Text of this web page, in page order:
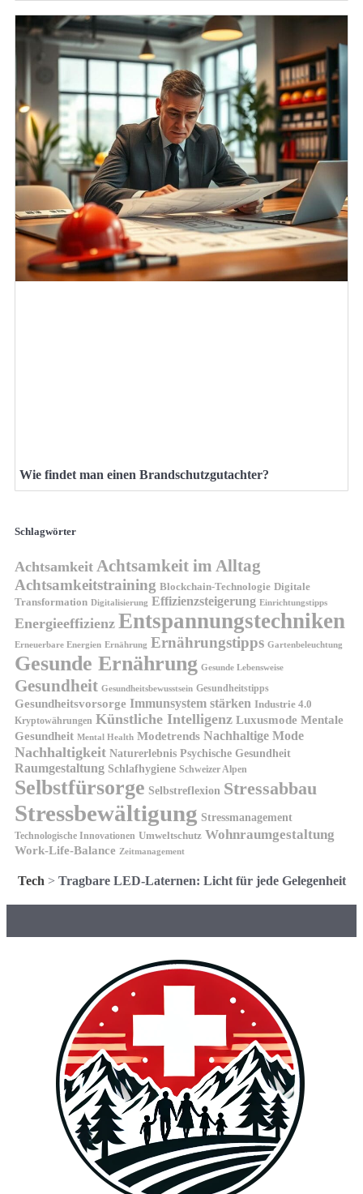
Wie findet man einen Brandschutzgutachter?
Schlagwörter
Achtsamkeit Achtsamkeit im Alltag
Achtsamkeitstraining Blockchain-Technologie Digitale
Transformation Digitalisierung Effizienzsteigerung Einrichtungstipps
Energieeffizienz Entspannungstechniken
Erneuerbare Energien Ernährung Ernährungstipps Gartenbeleuchtung
Gesunde Ernährung Gesunde Lebensweise
Gesundheit Gesundheitsbewusstsein Gesundheitstipps
Gesundheitsvorsorge Immunsystem stärken Industrie 4.0
Kryptowährungen Künstliche Intelligenz Luxusmode Mentale
Gesundheit Mental Health Modetrends Nachhaltige Mode
Nachhaltigkeit Naturerlebnis Psychische Gesundheit
Raumgestaltung Schlafhygiene Schweizer Alpen
Selbstfürsorge Selbstreflexion Stressabbau
Stressbewältigung Stressmanagement
Technologische Innovationen Umweltschutz Wohnraumgestaltung
Work-Life-Balance Zeitmanagement
Tech > Tragbare LED-Laternen: Licht für jede Gelegenheit